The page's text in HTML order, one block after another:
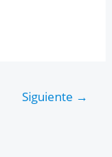
Siguiente →